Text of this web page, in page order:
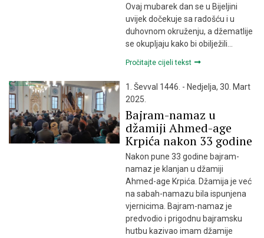
Ovaj mubarek dan se u Bijeljini
uvijek dočekuje sa radošću i u
duhovnom okruženju, a džematlije
se okupljaju kako bi obilježili…
Pročitajte cijeli tekst
1. Ševval 1446. - Nedjelja, 30. Mart
2025.
Bajram-namaz u
džamiji Ahmed-age
Krpića nakon 33 godine
Nakon pune 33 godine bajram-
namaz je klanjan u džamiji
Ahmed-age Krpića. Džamija je već
na sabah-namazu bila ispunjena
vjernicima. Bajram-namaz je
predvodio i prigodnu bajramsku
hutbu kazivao imam džamije